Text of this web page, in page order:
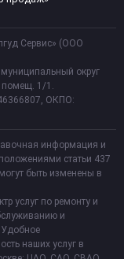
Сервис» (ООО
округ
помещ. 1/1.
ОКПО:
информация и
статьи 437
быть изменены в
услуг по ремонту и
и
наших услуг в